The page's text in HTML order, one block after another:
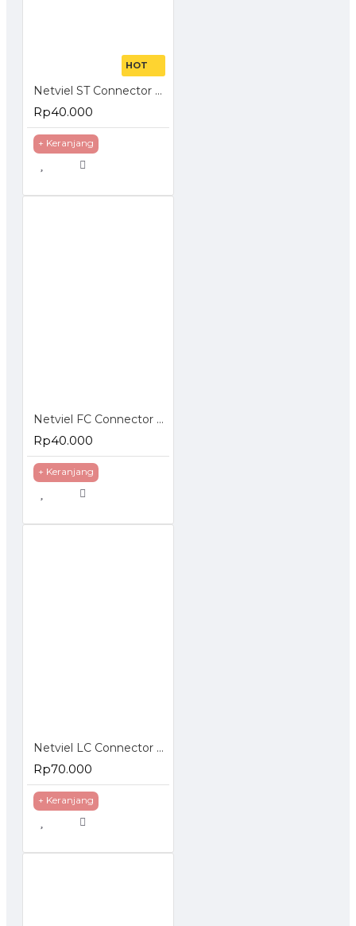
HOT
Netviel ST Connector Epoxy Simplex
Rp40.000
+ Keranjang
Netviel FC Connector Epoxy Simplex
Rp40.000
+ Keranjang
Netviel LC Connector Epoxy Simplex
Rp70.000
+ Keranjang